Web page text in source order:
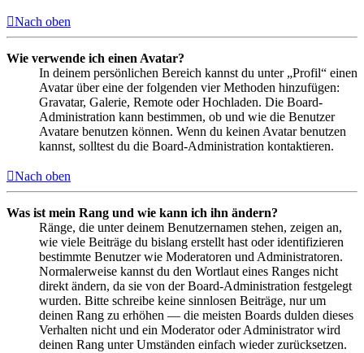
Nach oben
Wie verwende ich einen Avatar?
In deinem persönlichen Bereich kannst du unter „Profil“ einen
Avatar über eine der folgenden vier Methoden hinzufügen:
Gravatar, Galerie, Remote oder Hochladen. Die Board-
Administration kann bestimmen, ob und wie die Benutzer
Avatare benutzen können. Wenn du keinen Avatar benutzen
kannst, solltest du die Board-Administration kontaktieren.
Nach oben
Was ist mein Rang und wie kann ich ihn ändern?
Ränge, die unter deinem Benutzernamen stehen, zeigen an,
wie viele Beiträge du bislang erstellt hast oder identifizieren
bestimmte Benutzer wie Moderatoren und Administratoren.
Normalerweise kannst du den Wortlaut eines Ranges nicht
direkt ändern, da sie von der Board-Administration festgelegt
wurden. Bitte schreibe keine sinnlosen Beiträge, nur um
deinen Rang zu erhöhen — die meisten Boards dulden dieses
Verhalten nicht und ein Moderator oder Administrator wird
deinen Rang unter Umständen einfach wieder zurücksetzen.